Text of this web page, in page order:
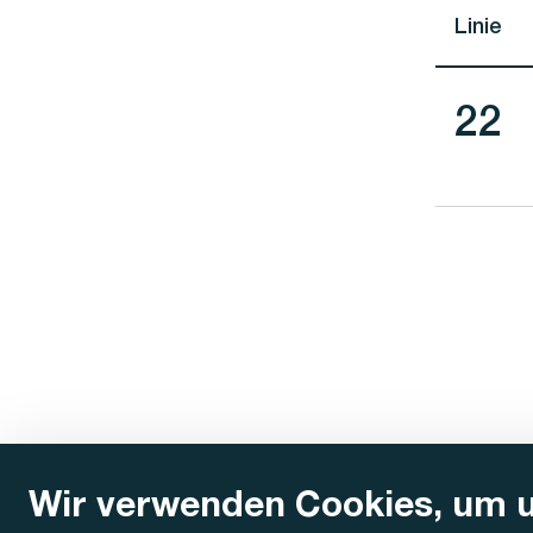
Wir verwenden Cookies, um
Linie
Linie
22